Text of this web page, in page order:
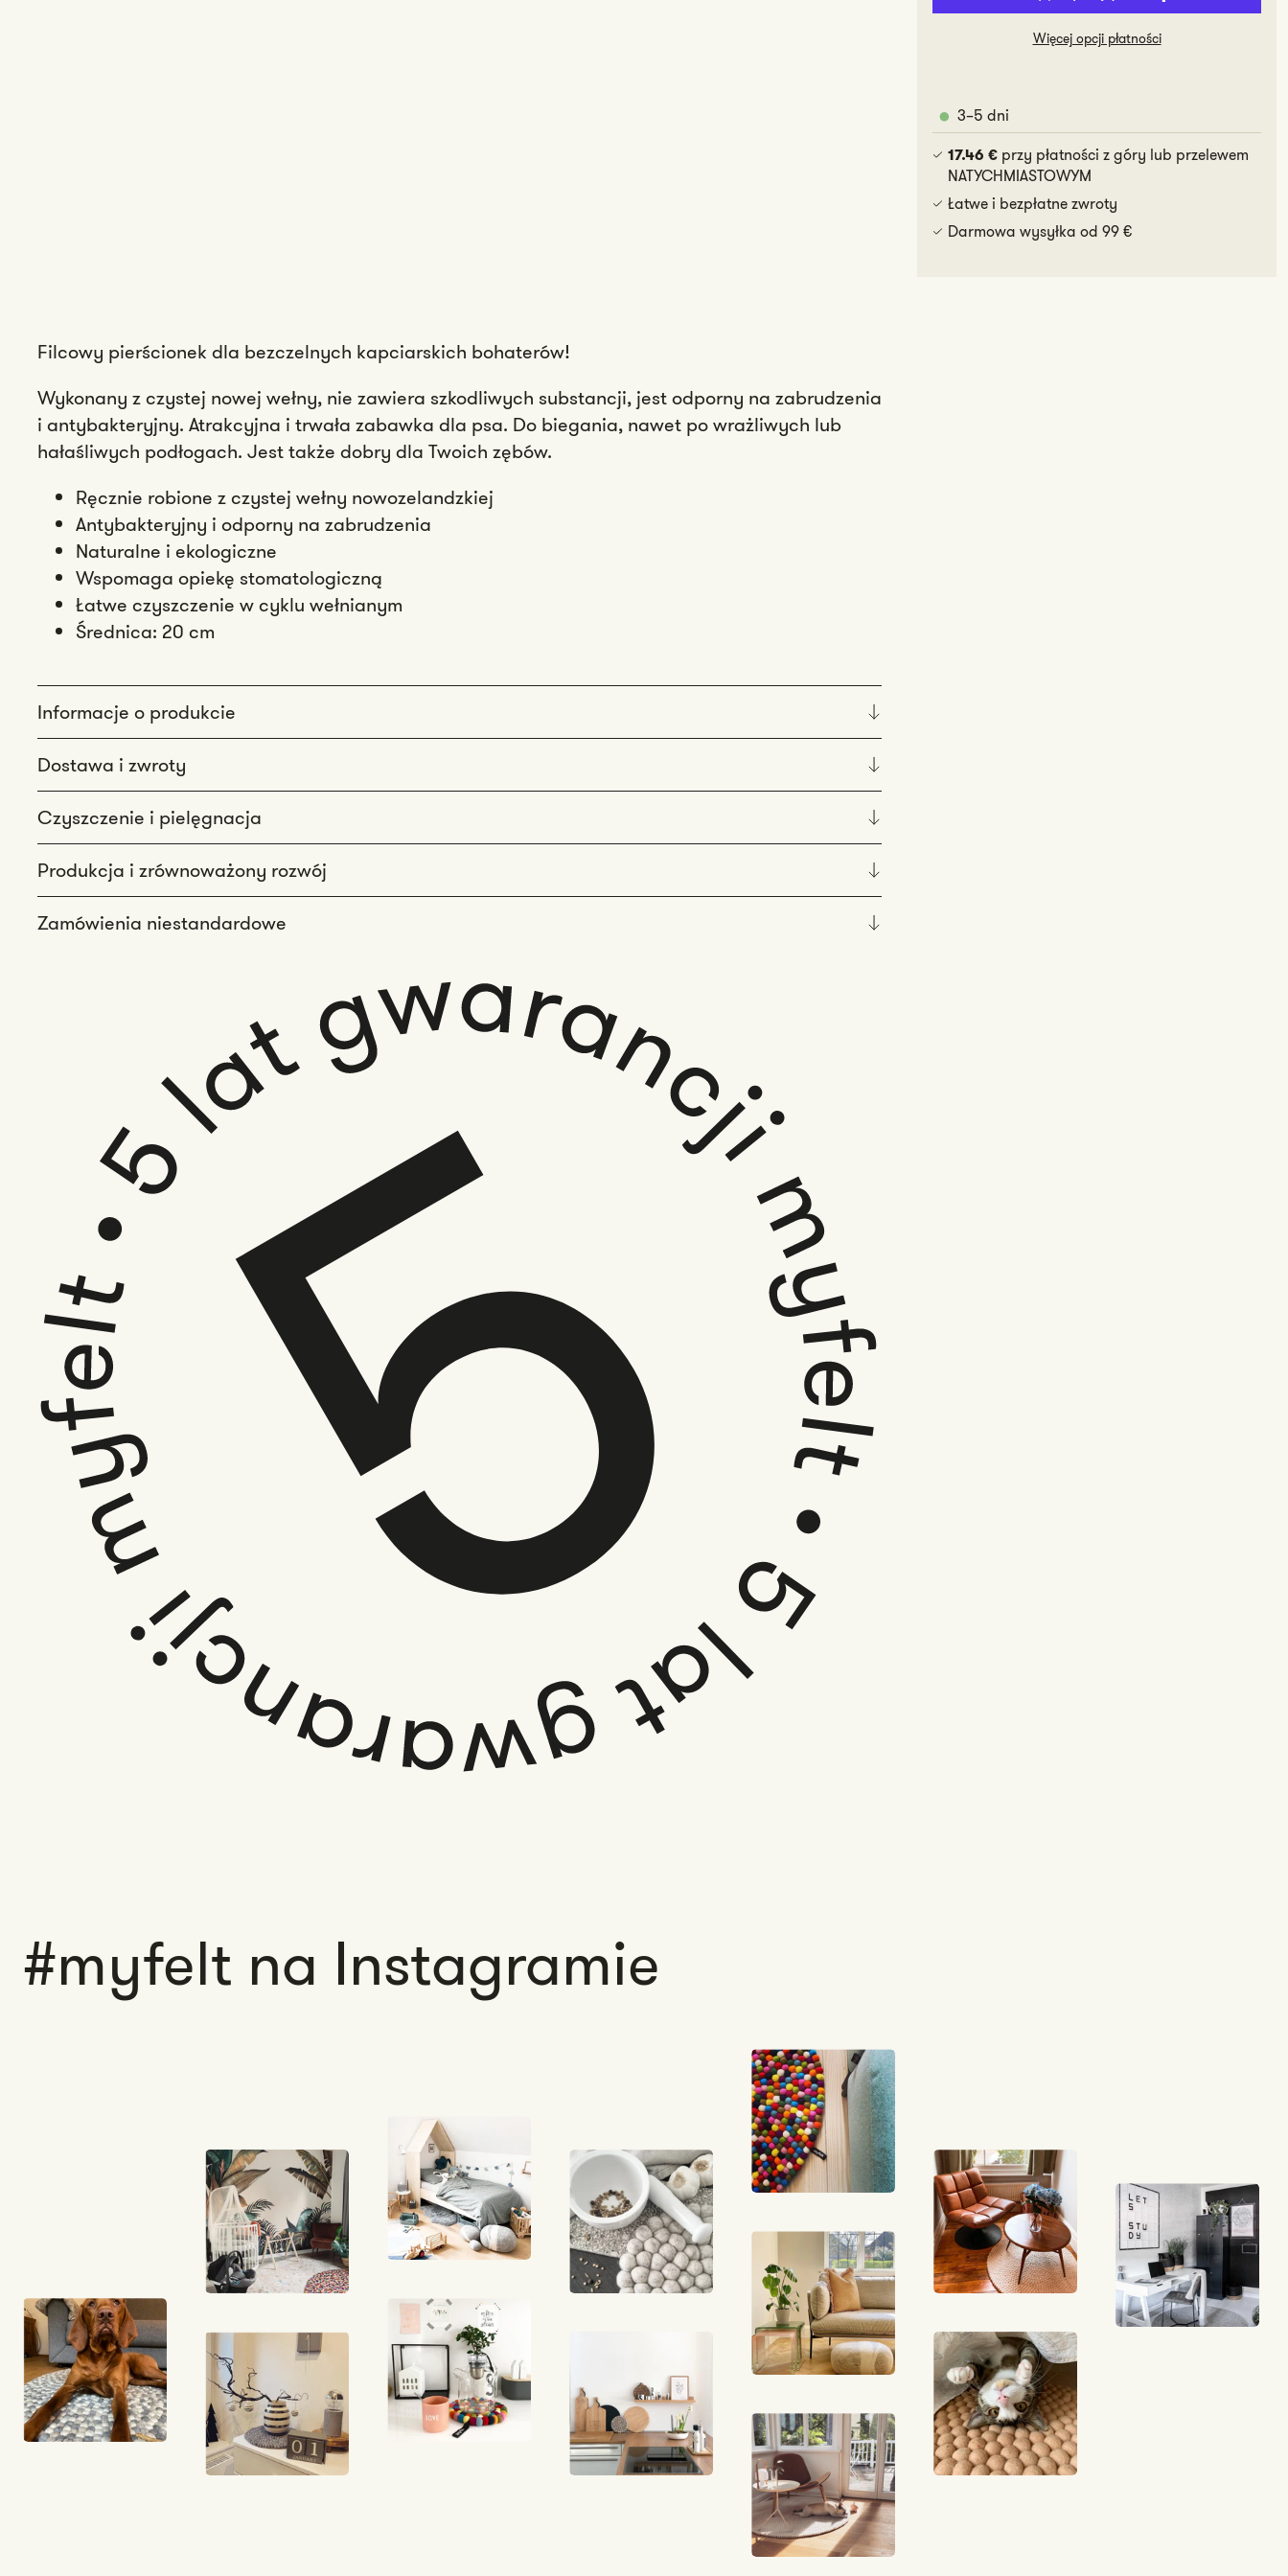
dla
psa
zabawka
dla
pierścionek
Więcej opcji płatności
3–5 dni
17.46 € przy płatności z góry lub przelewem
NATYCHMIASTOWYM
Łatwe i bezpłatne zwroty
Darmowa wysyłka od 99 €
Filcowy pierścionek dla bezczelnych kapciarskich bohaterów!
Wykonany z czystej nowej wełny, nie zawiera szkodliwych substancji, jest odporny na zabrudzenia
i antybakteryjny. Atrakcyjna i trwała zabawka dla psa. Do biegania, nawet po wrażliwych lub
hałaśliwych podłogach. Jest także dobry dla Twoich zębów.
Ręcznie robione z czystej wełny nowozelandzkiej
Antybakteryjny i odporny na zabrudzenia
Naturalne i ekologiczne
Wspomaga opiekę stomatologiczną
Łatwe czyszczenie w cyklu wełnianym
Średnica: 20 cm
Informacje o produkcie
Dostawa i zwroty
Czyszczenie i pielęgnacja
Produkcja i zrównoważony rozwój
Zamówienia niestandardowe
#myfelt na Instagramie